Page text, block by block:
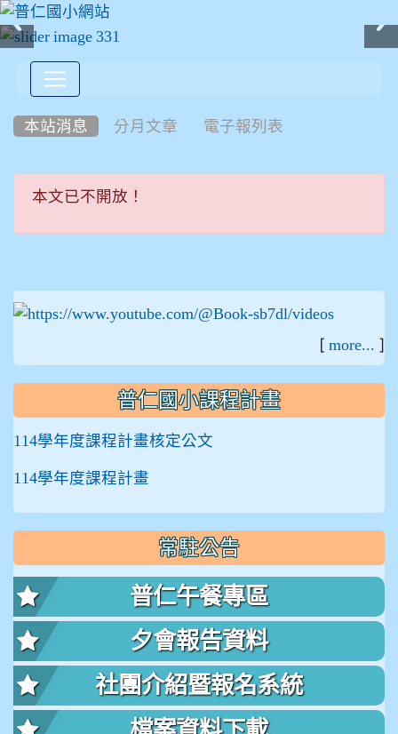
本站消息 分月文章 電子報列表
本文已不開放！
本文已不開放！
[ more... ]
普仁國小課程計畫
114學年度課程計畫核定公文
114學年度課程計畫
常駐公告
普仁午餐專區
夕會報告資料
社團介紹暨報名系統